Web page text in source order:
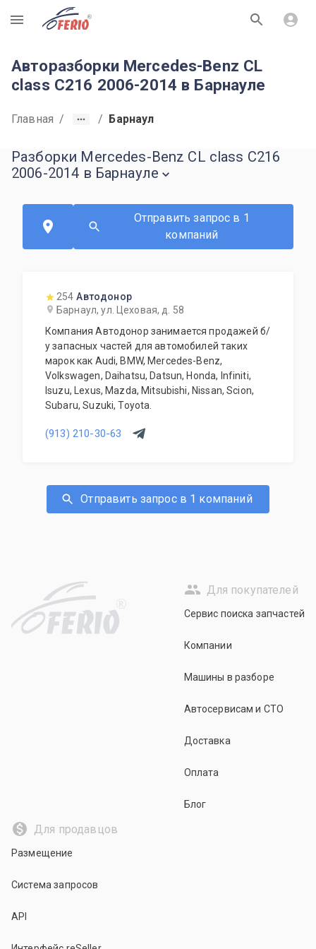
R
Авторазборки Mercedes-Benz CL
class C216 2006-2014 в Барнауле
Главная / / Барнаул
Разборки Mercedes-Benz CL class C216
2006-2014 в Барнауле
Отправить запрос в 1
компаний
254 Автодонор
Барнаул, ул. Цеховая, д. 58
Компания Автодонор занимается продажей б/
у запасных частей для автомобилей таких
марок как Audi, BMW, Mercedes-Benz,
Volkswagen, Daihatsu, Datsun, Honda, Infiniti,
Isuzu, Lexus, Mazda, Mitsubishi, Nissan, Scion,
Subaru, Suzuki, Toyota.
(913) 210-30-63
Отправить запрос в 1 компаний
R
Для покупателей
Сервис поиска запчастей
Компании
Машины в разборе
Автосервисам и СТО
Доставка
Оплата
Блог
Для продавцов
Размещение
Система запросов
API